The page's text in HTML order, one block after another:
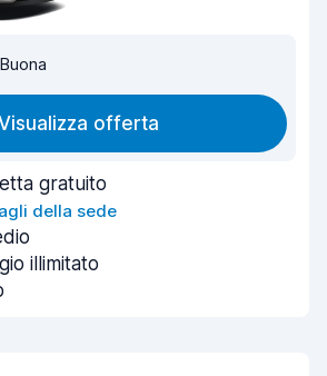
Buona
offerta
gratuito
della sede
illimitato